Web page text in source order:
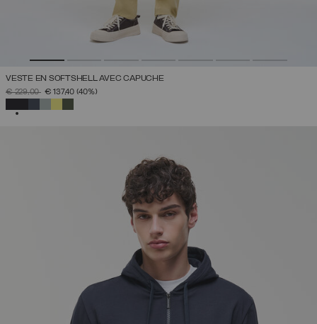
VESTE EN SOFTSHELL AVEC CAPUCHE
PRIX RÉDUIT DE
€ 229,00À€ 137,40 (40%)